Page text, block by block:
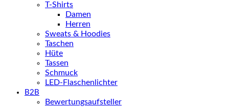
T-Shirts
Damen
Herren
Sweats & Hoodies
Taschen
Hüte
Tassen
Schmuck
LED-Flaschenlichter
B2B
Bewertungsaufsteller